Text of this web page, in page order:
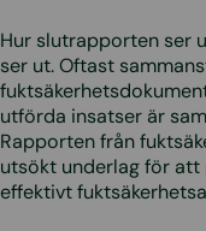
Hur slutrapporten ser
ser ut. Oftast
utförda insatser är
Rapporten från
utsökt underlag för
effektivt